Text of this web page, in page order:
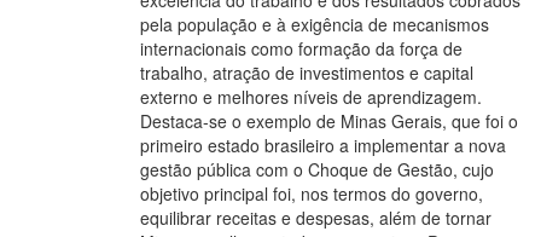
pela população e à exigência de mecanismos
internacionais como formação da força de
trabalho, atração de investimentos e capital
externo e melhores níveis de aprendizagem.
Destaca-se o exemplo de Minas Gerais, que foi o
primeiro estado brasileiro a implementar a nova
gestão pública com o Choque de Gestão, cujo
objetivo principal foi, nos termos do governo,
equilibrar receitas e despesas, além de tornar